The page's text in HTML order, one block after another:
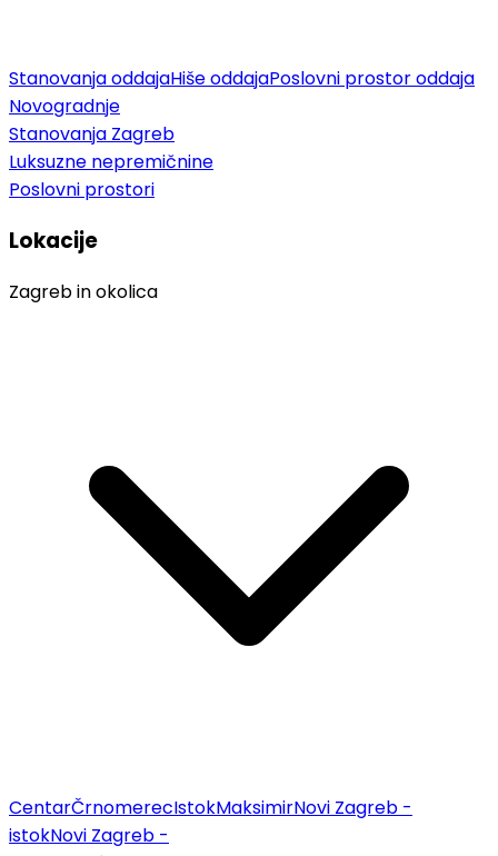
Stanovanja oddajaHiše oddajaPoslovni prostor oddaja
Novogradnje
Stanovanja Zagreb
Luksuzne nepremičnine
Poslovni prostori
Lokacije
Zagreb in okolica
CentarČrnomerecIstokMaksimirNovi Zagreb -
istokNovi Zagreb -